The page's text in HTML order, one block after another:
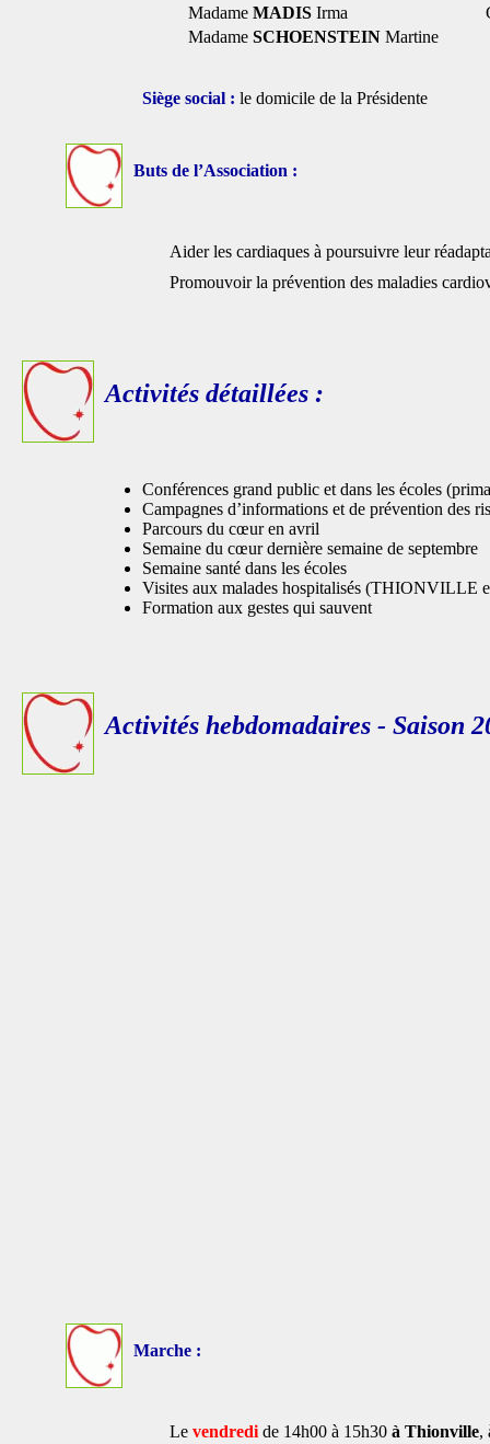
Madame MADIS Irma
Madame SCHOENSTEIN Martine
Siège social : le domicile de la Présidente
Buts de l’Association :
Aider les cardiaques à poursuivre leur
Promouvoir la prévention des maladies
Activités détaillées :
Conférences grand public et dans les écoles
Campagnes d’informations et de prévention des
Parcours du cœur en avril
Semaine du cœur dernière semaine de septembre
Semaine santé dans les écoles
Visites aux malades hospitalisés (THIONVILLE
Formation aux gestes qui sauvent
Activités hebdomadaires - Saison
Marche :
Le vendredi de 14h00 à 15h30 à Thionville,